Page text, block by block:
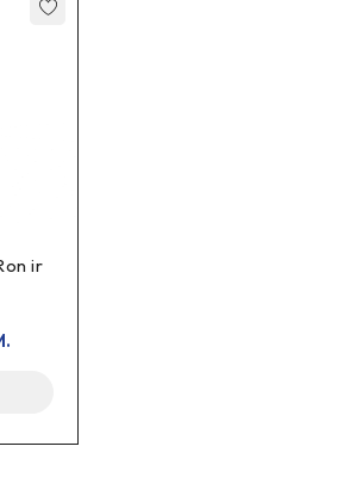
ir